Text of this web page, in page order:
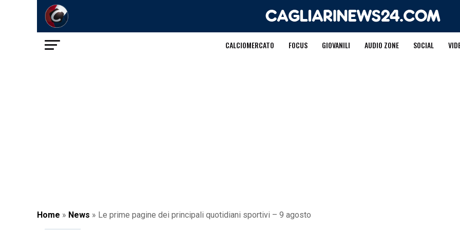
CALCIOMERCATO FOCUS GIOVANILI AUDIO ZONE SOCIAL
Home » News » Le prime pagine dei principali quotidiani sportivi – 9 agosto